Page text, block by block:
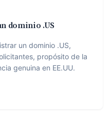
dominio .US
un dominio .US,
propósito de la
genuina en EE.UU.